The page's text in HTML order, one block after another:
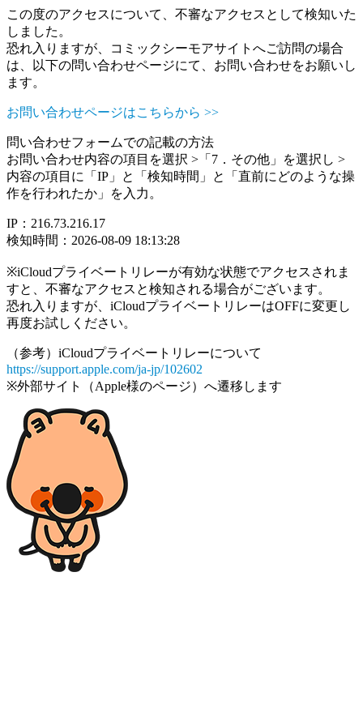
この度のアクセスについて、不審なアクセスとして検知いた
しました。
恐れ入りますが、コミックシーモアサイトへご訪問の場合
は、以下の問い合わせページにて、お問い合わせをお願いし
ます。
お問い合わせページはこちらから >>
問い合わせフォームでの記載の方法
お問い合わせ内容の項目を選択 >「7．その他」を選択し >
内容の項目に「IP」と「検知時間」と「直前にどのような操
作を行われたか」を入力。
IP：216.73.216.17
検知時間：2026-08-09 18:13:28
※iCloudプライベートリレーが有効な状態でアクセスされま
すと、不審なアクセスと検知される場合がございます。
恐れ入りますが、iCloudプライベートリレーはOFFに変更し
再度お試しください。
（参考）iCloudプライベートリレーについて
https://support.apple.com/ja-jp/102602
※外部サイト（Apple様のページ）へ遷移します